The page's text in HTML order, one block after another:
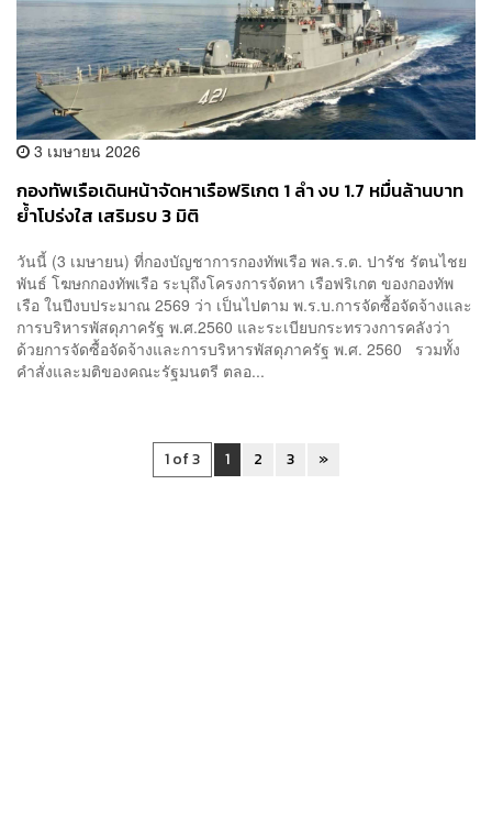
3 เมษายน 2026
กองทัพเรือเดินหน้าจัดหาเรือฟริเกต 1 ลำ งบ 1.7 หมื่นล้านบาท
ย้ำโปร่งใส เสริมรบ 3 มิติ
วันนี้ (3 เมษายน) ที่กองบัญชาการกองทัพเรือ พล.ร.ต. ปารัช รัตนไชย
พันธ์ โฆษกกองทัพเรือ ระบุถึงโครงการจัดหา เรือฟริเกต ของกองทัพ
เรือ ในปีงบประมาณ 2569 ว่า เป็นไปตาม พ.ร.บ.การจัดซื้อจัดจ้างและ
การบริหารพัสดุภาครัฐ พ.ศ.2560 และระเบียบกระทรวงการคลังว่า
ด้วยการจัดซื้อจัดจ้างและการบริหารพัสดุภาครัฐ พ.ศ. 2560 รวมทั้ง
คำสั่งและมติของคณะรัฐมนตรี ตลอ...
1 of 3 1 2 3 »